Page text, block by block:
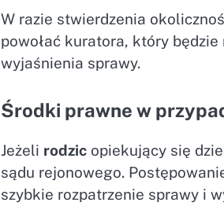
W razie stwierdzenia
powołać kuratora, który
wyjaśnienia sprawy.
Środki prawne w
Jeżeli rodzic opiekujący się
sądu rejonowego.
szybkie rozpatrzenie sprawy i